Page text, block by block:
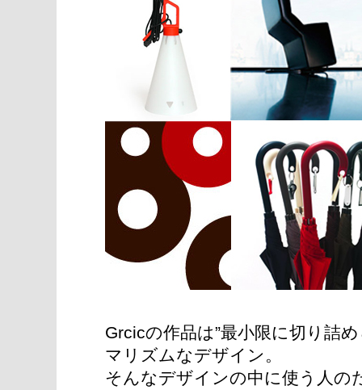
Grcicの作品は”最小限に切り
マリズムなデザイン。
そんなデザインの中に使う人の